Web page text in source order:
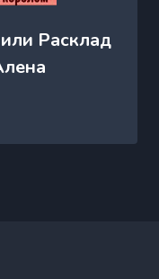
Расклад